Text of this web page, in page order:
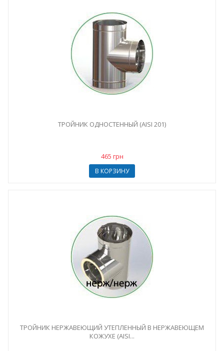
ТРОЙНИК ОДНОСТЕННЫЙ (AISI 201)
465 грн
В КОРЗИНУ
ТРОЙНИК НЕРЖАВЕЮЩИЙ УТЕПЛЕННЫЙ В НЕРЖАВЕЮЩЕМ
КОЖУХЕ (AISI...